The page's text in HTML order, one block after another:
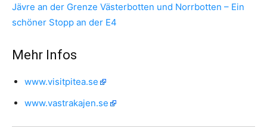
Jävre an der Grenze Västerbotten und Norrbotten – Ein
schöner Stopp an der E4
Mehr Infos
www.visitpitea.se
www.vastrakajen.se